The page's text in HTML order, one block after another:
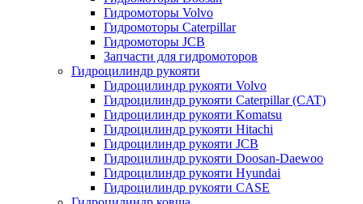
Гидромоторы Volvo
Гидромоторы Caterpillar
Гидромоторы JCB
Запчасти для гидромоторов
Гидроцилиндр рукояти
Гидроцилиндр рукояти Volvo
Гидроцилиндр рукояти Caterpillar (CAT)
Гидроцилиндр рукояти Komatsu
Гидроцилиндр рукояти Hitachi
Гидроцилиндр рукояти JCB
Гидроцилиндр рукояти Doosan-Daewoo
Гидроцилиндр рукояти Hyundai
Гидроцилиндр рукояти CASE